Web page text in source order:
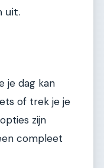
uit.
je dag kan
of trek je je
zijn
compleet